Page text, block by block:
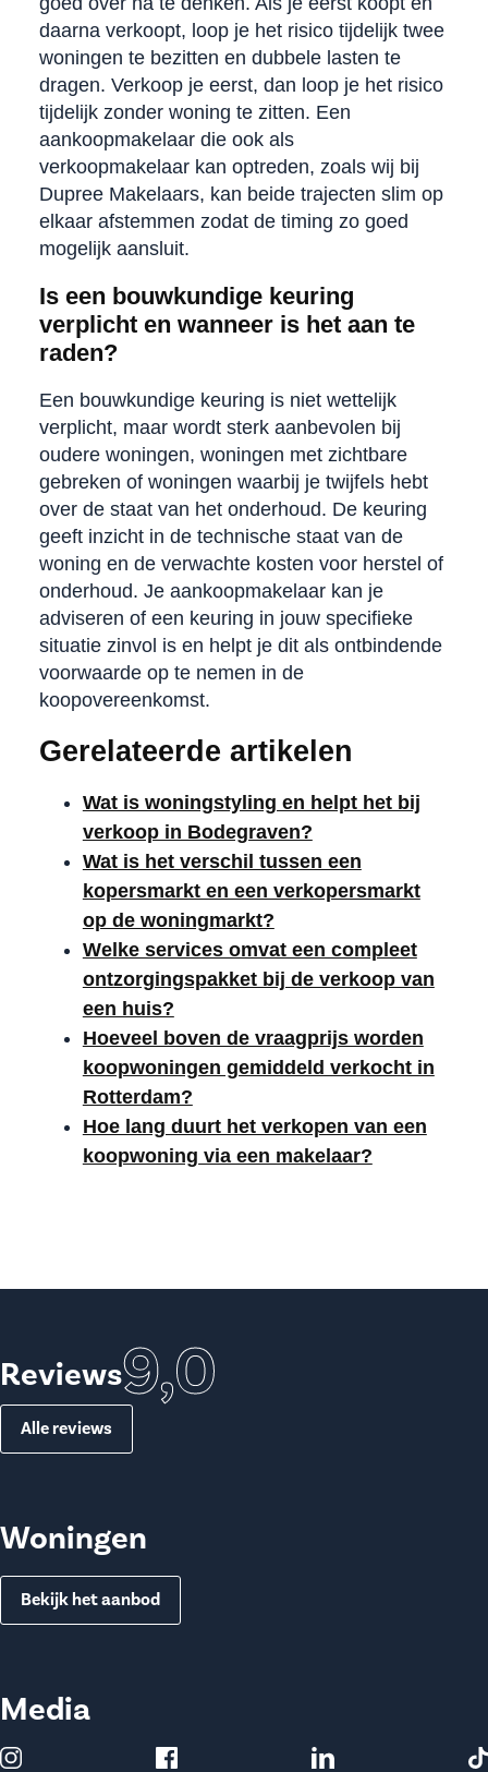
daarna verkoopt, loop je het risico tijdelijk twee
woningen te bezitten en dubbele lasten te
dragen. Verkoop je eerst, dan loop je het risico
tijdelijk zonder woning te zitten. Een
aankoopmakelaar die ook als
verkoopmakelaar kan optreden, zoals wij bij
Dupree Makelaars, kan beide trajecten slim op
elkaar afstemmen zodat de timing zo goed
mogelijk aansluit.
Is een bouwkundige keuring
verplicht en wanneer is het aan te
raden?
Een bouwkundige keuring is niet wettelijk
verplicht, maar wordt sterk aanbevolen bij
oudere woningen, woningen met zichtbare
gebreken of woningen waarbij je twijfels hebt
over de staat van het onderhoud. De keuring
geeft inzicht in de technische staat van de
woning en de verwachte kosten voor herstel of
onderhoud. Je aankoopmakelaar kan je
adviseren of een keuring in jouw specifieke
situatie zinvol is en helpt je dit als ontbindende
voorwaarde op te nemen in de
koopovereenkomst.
Gerelateerde artikelen
Wat is woningstyling en helpt het bij
verkoop in Bodegraven?
Wat is het verschil tussen een
kopersmarkt en een verkopersmarkt
op de woningmarkt?
Welke services omvat een compleet
ontzorgingspakket bij de verkoop van
een huis?
Hoeveel boven de vraagprijs worden
koopwoningen gemiddeld verkocht in
Rotterdam?
Hoe lang duurt het verkopen van een
koopwoning via een makelaar?
Reviews9,0
Alle reviews
Woningen
Bekijk het aanbod
Media